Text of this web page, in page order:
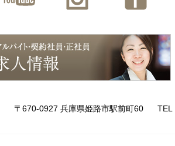
ューブ
タグラ
ム
スブッ
ク
〒670-0927 兵庫県姫路市駅前町60 TEL